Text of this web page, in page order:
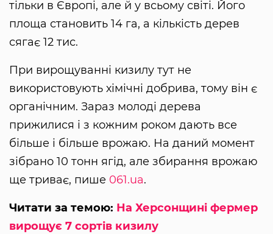
тільки в Європі, але й у всьому світі. Його
площа становить 14 га, а кількість дерев
сягає 12 тис.
При вирощуванні кизилу тут не
використовують хімічні добрива, тому він є
органічним. Зараз молоді дерева
прижилися і з кожним роком дають все
більше і більше врожаю. На даний момент
зібрано 10 тонн ягід, але збирання врожаю
ще триває, пише 061.ua.
Читати за темою: На Херсонщині фермер
вирощує 7 сортів кизилу